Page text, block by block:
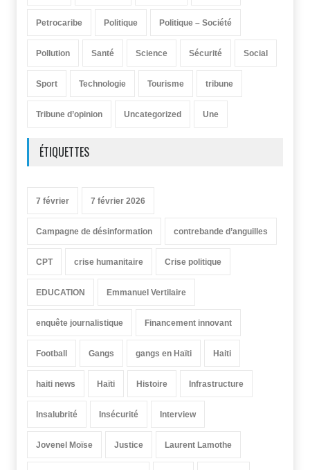
Petrocaribe Politique Politique – Société
Pollution Santé Science Sécurité Social
Sport Technologie Tourisme tribune
Tribune d’opinion Uncategorized Une
ÉTIQUETTES
7 février 7 février 2026
Campagne de désinformation contrebande d’anguilles
CPT crise humanitaire Crise politique
EDUCATION Emmanuel Vertilaire
enquête journalistique Financement innovant
Football Gangs gangs en Haïti Haiti
haiti news Haïti Histoire Infrastructure
Insalubrité Insécurité Interview
Jovenel Moïse Justice Laurent Lamothe